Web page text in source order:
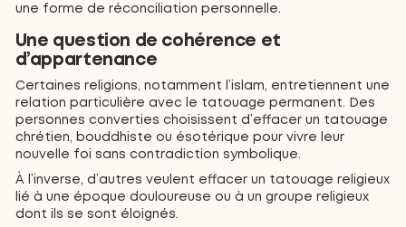
une forme de réconciliation personnelle.
Une question de cohérence et
d’appartenance
Certaines religions, notamment l’islam, entretiennent une
relation particulière avec le tatouage permanent. Des
personnes converties choisissent d’effacer un tatouage
chrétien, bouddhiste ou ésotérique pour vivre leur
nouvelle foi sans contradiction symbolique.
À l’inverse, d’autres veulent effacer un tatouage religieux
lié à une époque douloureuse ou à un groupe religieux
dont ils se sont éloignés.